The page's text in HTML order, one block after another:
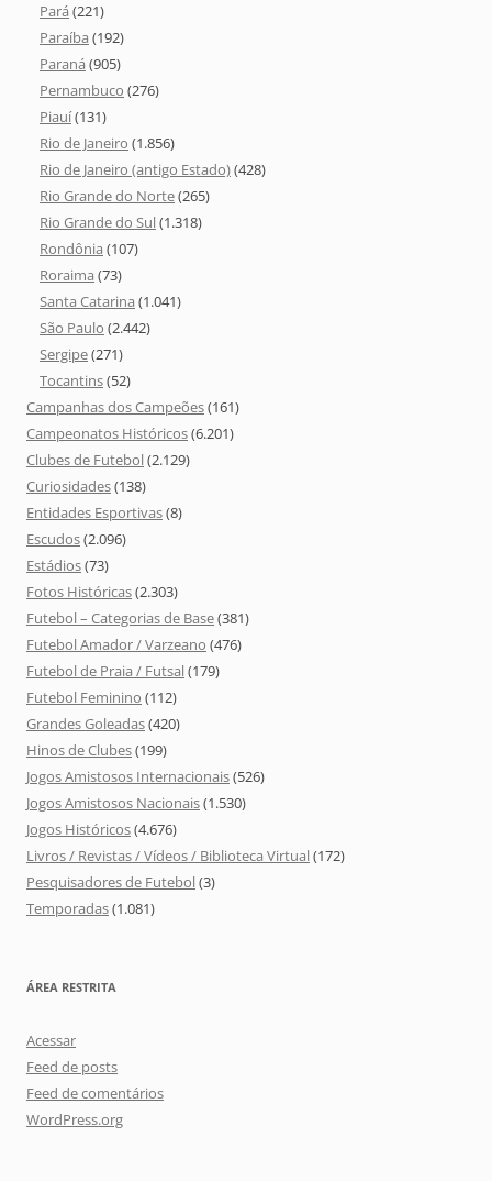
Pará (221)
Paraíba (192)
Paraná (905)
Pernambuco (276)
Piauí(131)
Rio de Janeiro (1.856)
Rio de Janeiro (antigo Estado)(428)
Rio Grande do Norte(265)
Rio Grande do Sul(1.318)
Rondônia (107)
Roraima (73)
Santa Catarina (1.041)
São Paulo (2.442)
Sergipe(271)
Tocantins(52)
Campanhas dos Campeões(161)
Campeonatos Históricos(6.201)
Clubes de Futebol(2.129)
Curiosidades(138)
Entidades Esportivas(8)
Escudos(2.096)
Estádios(73)
Fotos Históricas(2.303)
Futebol – Categorias de Base(381)
Futebol Amador / Varzeano (476)
Futebol de Praia / Futsal(179)
Futebol Feminino (112)
Grandes Goleadas(420)
Hinos de Clubes(199)
Jogos Amistosos Internacionais(526)
Jogos Amistosos Nacionais(1.530)
Jogos Históricos(4.676)
Livros / Revistas / Vídeos / Biblioteca Virtual(172)
Pesquisadores de Futebol(3)
Temporadas(1.081)
ÁREA RESTRITA
Acessar
Feed de posts
Feed de comentários
WordPress.org